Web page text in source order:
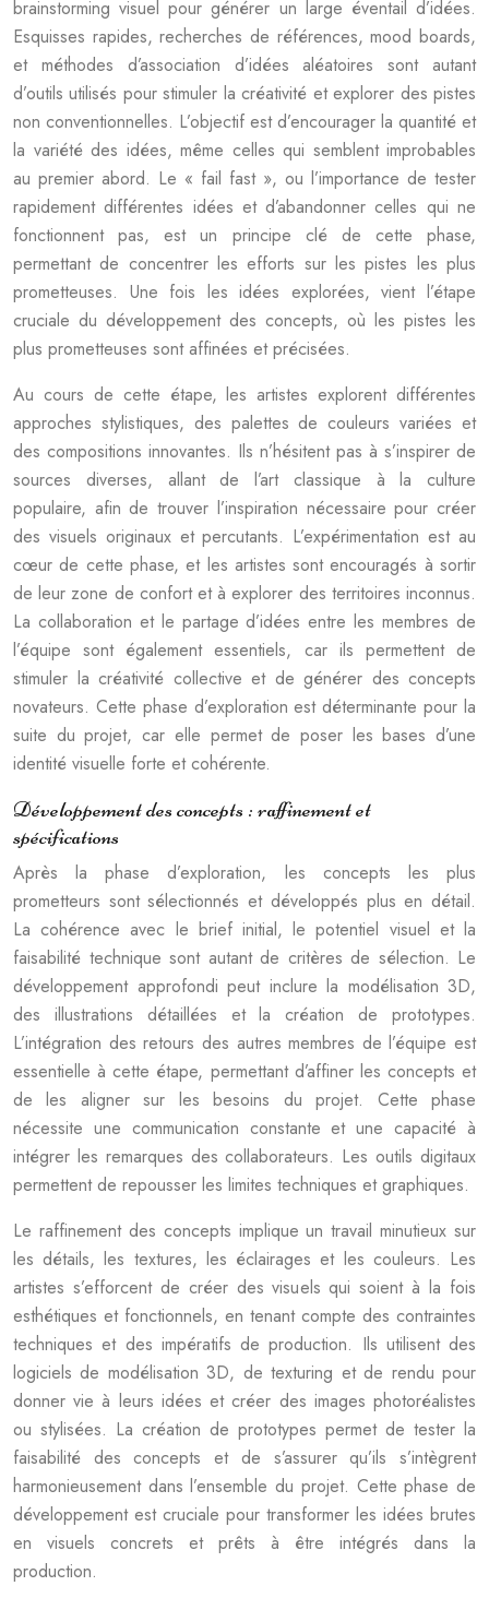
brainstorming visuel pour générer un large éventail d’idées.
Esquisses rapides, recherches de références, mood boards,
et méthodes d’association d’idées aléatoires sont autant
d’outils utilisés pour stimuler la créativité et explorer des pistes
non conventionnelles. L’objectif est d’encourager la quantité et
la variété des idées, même celles qui semblent improbables
au premier abord. Le « fail fast », ou l’importance de tester
rapidement différentes idées et d’abandonner celles qui ne
fonctionnent pas, est un principe clé de cette phase,
permettant de concentrer les efforts sur les pistes les plus
prometteuses. Une fois les idées explorées, vient l’étape
cruciale du développement des concepts, où les pistes les
plus prometteuses sont affinées et précisées.
Au cours de cette étape, les artistes explorent différentes
approches stylistiques, des palettes de couleurs variées et
des compositions innovantes. Ils n’hésitent pas à s’inspirer de
sources diverses, allant de l’art classique à la culture
populaire, afin de trouver l’inspiration nécessaire pour créer
des visuels originaux et percutants. L’expérimentation est au
cœur de cette phase, et les artistes sont encouragés à sortir
de leur zone de confort et à explorer des territoires inconnus.
La collaboration et le partage d’idées entre les membres de
l’équipe sont également essentiels, car ils permettent de
stimuler la créativité collective et de générer des concepts
novateurs. Cette phase d’exploration est déterminante pour la
suite du projet, car elle permet de poser les bases d’une
identité visuelle forte et cohérente.
Développement des concepts : raffinement et
spécifications
Après la phase d’exploration, les concepts les plus
prometteurs sont sélectionnés et développés plus en détail.
La cohérence avec le brief initial, le potentiel visuel et la
faisabilité technique sont autant de critères de sélection. Le
développement approfondi peut inclure la modélisation 3D,
des illustrations détaillées et la création de prototypes.
L’intégration des retours des autres membres de l’équipe est
essentielle à cette étape, permettant d’affiner les concepts et
de les aligner sur les besoins du projet. Cette phase
nécessite une communication constante et une capacité à
intégrer les remarques des collaborateurs. Les outils digitaux
permettent de repousser les limites techniques et graphiques.
Le raffinement des concepts implique un travail minutieux sur
les détails, les textures, les éclairages et les couleurs. Les
artistes s’efforcent de créer des visuels qui soient à la fois
esthétiques et fonctionnels, en tenant compte des contraintes
techniques et des impératifs de production. Ils utilisent des
logiciels de modélisation 3D, de texturing et de rendu pour
donner vie à leurs idées et créer des images photoréalistes
ou stylisées. La création de prototypes permet de tester la
faisabilité des concepts et de s’assurer qu’ils s’intègrent
harmonieusement dans l’ensemble du projet. Cette phase de
développement est cruciale pour transformer les idées brutes
en visuels concrets et prêts à être intégrés dans la
production.